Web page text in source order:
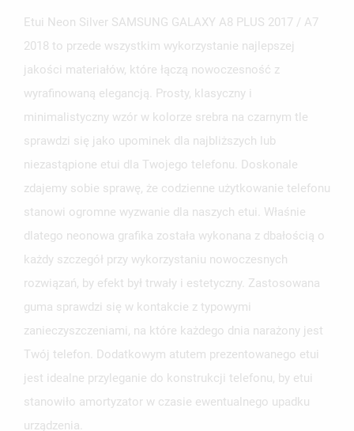
Etui Neon Silver SAMSUNG GALAXY A8 PLUS 2017 / A7
2018 to przede wszystkim wykorzystanie najlepszej
jakości materiałów, które łączą nowoczesność z
wyrafinowaną elegancją. Prosty, klasyczny i
minimalistyczny wzór w kolorze srebra na czarnym tle
sprawdzi się jako upominek dla najbliższych lub
niezastąpione etui dla Twojego telefonu. Doskonale
zdajemy sobie sprawę, że codzienne użytkowanie telefonu
stanowi ogromne wyzwanie dla naszych etui. Właśnie
dlatego neonowa grafika została wykonana z dbałością o
każdy szczegół przy wykorzystaniu nowoczesnych
rozwiązań, by efekt był trwały i estetyczny. Zastosowana
guma sprawdzi się w kontakcie z typowymi
zanieczyszczeniami, na które każdego dnia narażony jest
Twój telefon. Dodatkowym atutem prezentowanego etui
jest idealne przyleganie do konstrukcji telefonu, by etui
stanowiło amortyzator w czasie ewentualnego upadku
urządzenia.